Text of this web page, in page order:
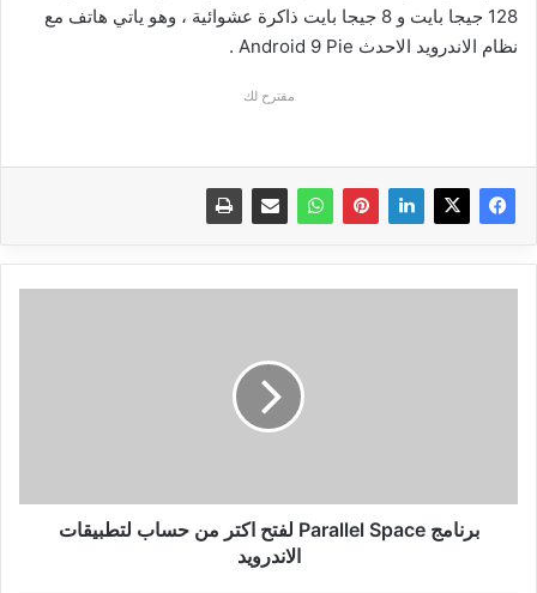
128 جيجا بايت و 8 جيجا بايت ذاكرة عشوائية ، وهو ياتي هاتف مع
نظام الاندرويد الاحدث Android 9 Pie .
مقترح لك
الاندرويد
برنامج Parallel Space لفتح اكتر من حساب لتطبيقات
الاندرويد